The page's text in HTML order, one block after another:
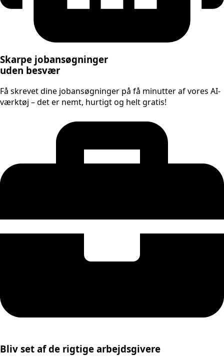
Skarpe jobansøgninger
uden besvær
Få skrevet dine jobansøgninger på få minutter af vores AI-
værktøj – det er nemt, hurtigt og helt gratis!
Bliv set af de rigtige arbejdsgivere